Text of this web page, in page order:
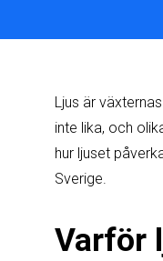
Ljus är
inte lika, och
hur ljuset
Sverige.
Varför